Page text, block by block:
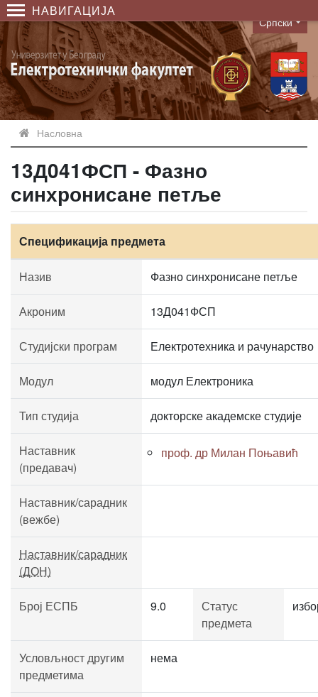
НАВИГАЦИЈА
Language
Српски
Насловна
13Д041ФСП - Фазно
синхронисане петље
Спецификација предмета
Назив Фазно синхронисане петље
Акроним 13Д041ФСП
Студијски програм Електротехника и рачунарство
Модул модул Електроника
Тип студија докторске академске студије
Наставник
(предавач)
проф. др Милан Поњавић
Наставник/сарадник
(вежбе)
Наставник/сарадник
(ДОН)
Број ЕСПБ 9.0
Статус
предмета
Условљност другим
предметима
нема